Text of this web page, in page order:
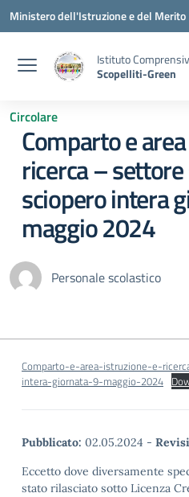
Vai ai contenuti
Vai al menu di navigazione
Vai al footer
Ministero dell'Istruzione e del Merito
Istituto
Scopelliti-Green
Circolare
Comparto e
ricerca –
sciopero intera
maggio 2024
Personale scolastico
Comparto-e-area-istruzione-e-
intera-giornata-9-maggio-2024
Pubblicato: 02.05.2024 -
Eccetto dove diversamente
stato rilasciato sotto Licenza